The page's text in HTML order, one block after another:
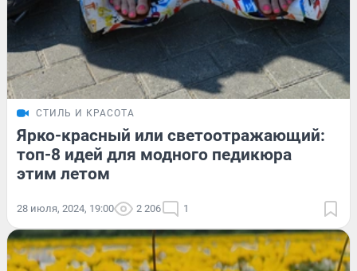
СТИЛЬ И КРАСОТА
Ярко-красный или светоотражающий:
топ-8 идей для модного педикюра
этим летом
28 июля, 2024, 19:00 2 206 1